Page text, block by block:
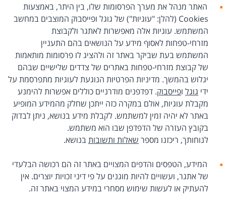
האתר מנהל את מערך הפרסומות שלו, בין היתר, באמצעות
Cookies (להלן: "עוגיות") של גוגל ופייסבוק המוצבים במחשב
המשתמש. עוגיות אלה מאפשרות לאתגר ולקבוצת
מזרחי-טפחות לאסוף מידע על הנושאים בהם התעניין
המשתמש בעת שביקר באתר זה ולהציג לו פרסומות מותאמות
של קבוצת מזרחי-טפחות באתרים של צדדים שלישיים שבהם
יגלוש בהמשך. מדיניות הפרטיות הנוגעת לעוגיות מתפרסמת על
ידי גוגל ופייסבוק. דפדפנים מודרניים כוללים אפשרות להימנע
מקבלת עוגיות, אולם במקרה כזה ייתכן שחלק מהמידע המופיע
באתר לא יהיה זמין למשתמש. לקבלת מידע בנושא, ניתן לבדוק
בקובץ העזרה של הדפדפן שבו הוא משתמש.
לנוחותך, ריכזנו מספר שאלות ותשובותבנושא.
המידע, הטפסים והדפים המצויים באתר זה הם רכושה הבלעדי
של אתגר, ועשויים להיות מוגנים על פי דיני זכויות יוצרים. אין
להעתיק או לעשות שימוש מסחרי במידע המצוי באתר זה.